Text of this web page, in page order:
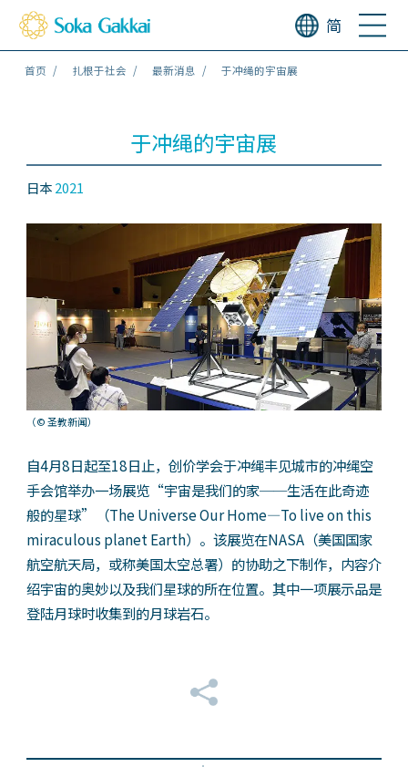
简
首页 扎根于社会 最新消息 于冲绳的宇宙展
于冲绳的宇宙展
日本2021
（© 圣教新闻）
自4月8日起至18日止，创价学会于冲绳丰见城市的冲绳空
手会馆举办一场展览“宇宙是我们的家──生活在此奇迹
般的星球”（The Universe Our Home—To live on this
miraculous planet Earth）。该展览在NASA（美国国家
航空航天局，或称美国太空总署）的协助之下制作，内容介
绍宇宙的奥妙以及我们星球的所在位置。其中一项展示品是
登陆月球时收集到的月球岩石。